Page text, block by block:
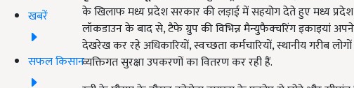
खबरें
सफल किसान
के खिलाफ मध्य प्रदेश सरकार की लड़ाई में सहयोग देते हुए मध्य प्रदेश
लॉकडाउन के बाद से,टैफे ग्रुप की विभिन्न मैन्युफैक्चरिंग इकाइयां
देखरेख कर रहे अधिकारियों,स्वच्छता कर्मचारियों,स्थानीय गरीब
व्यक्तिगत सुरक्षा उपकरणों का वितरण कर रही हैं.